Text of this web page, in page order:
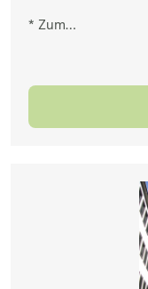
* Zum…